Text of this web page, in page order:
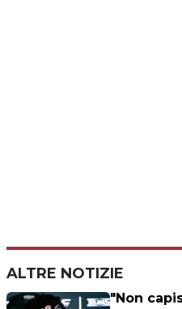
ALTRE NOTIZIE
"Non